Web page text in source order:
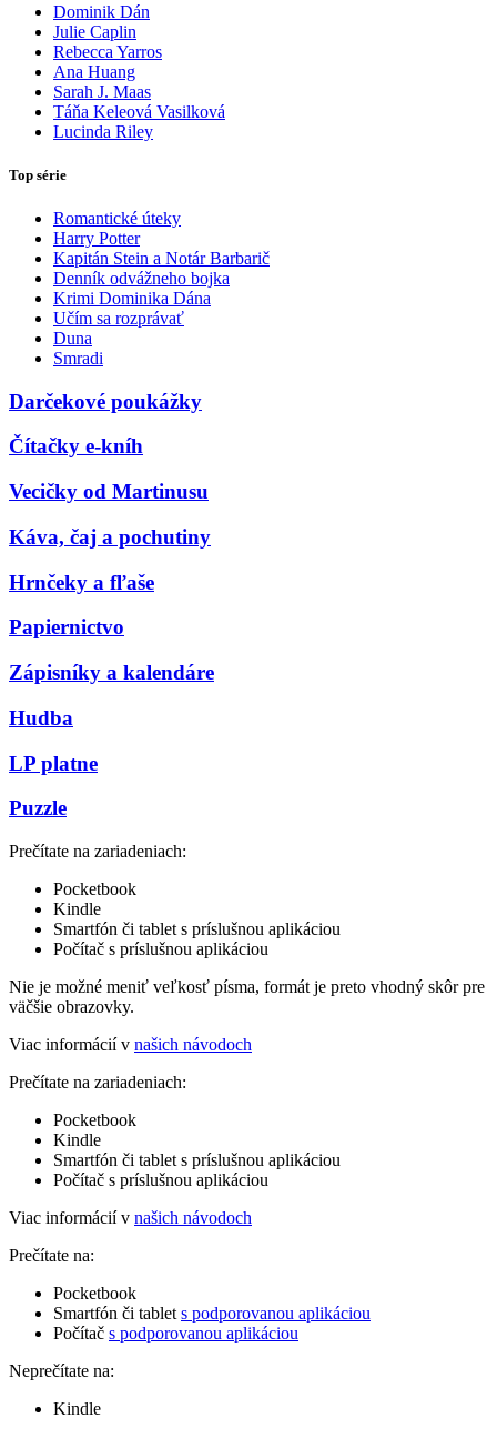
Dominik Dán
Julie Caplin
Rebecca Yarros
Ana Huang
Sarah J. Maas
Táňa Keleová Vasilková
Lucinda Riley
Top série
Romantické úteky
Harry Potter
Kapitán Stein a Notár Barbarič
Denník odvážneho bojka
Krimi Dominika Dána
Učím sa rozprávať
Duna
Smradi
Darčekové poukážky
Čítačky e-kníh
Vecičky od Martinusu
Káva, čaj a pochutiny
Hrnčeky a fľaše
Papiernictvo
Zápisníky a kalendáre
Hudba
LP platne
Puzzle
Prečítate na zariadeniach:
Pocketbook
Kindle
Smartfón či tablet s príslušnou aplikáciou
Počítač s príslušnou aplikáciou
Nie je možné meniť veľkosť písma, formát je preto vhodný skôr pre
väčšie obrazovky.
Viac informácií v našich návodoch
Prečítate na zariadeniach:
Pocketbook
Kindle
Smartfón či tablet s príslušnou aplikáciou
Počítač s príslušnou aplikáciou
Viac informácií v našich návodoch
Prečítate na:
Pocketbook
Smartfón či tablet s podporovanou aplikáciou
Počítač s podporovanou aplikáciou
Neprečítate na:
Kindle